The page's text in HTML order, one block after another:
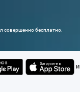
совершенно бесплатно.
и